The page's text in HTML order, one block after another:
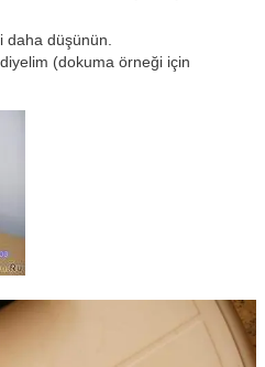
daha düşünün.
(dokuma örneği için